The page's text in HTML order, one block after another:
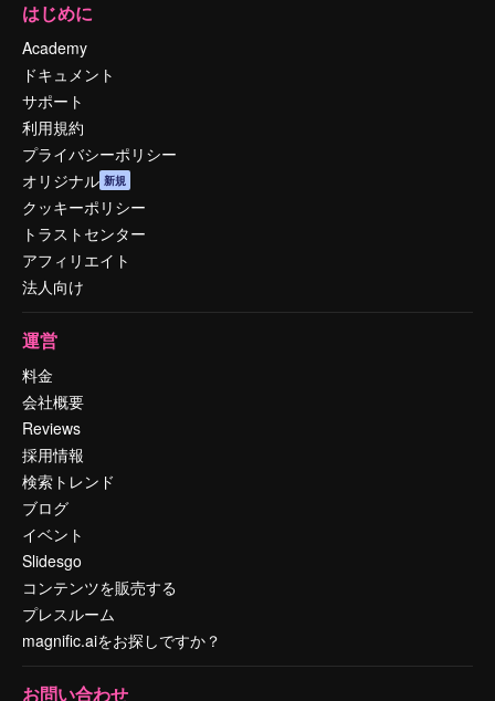
はじめに
Academy
ドキュメント
サポート
利用規約
プライバシーポリシー
オリジナル 新規
クッキーポリシー
トラストセンター
アフィリエイト
法人向け
運営
料金
会社概要
Reviews
採用情報
検索トレンド
ブログ
イベント
Slidesgo
コンテンツを販売する
プレスルーム
magnific.aiをお探しですか？
お問い合わせ